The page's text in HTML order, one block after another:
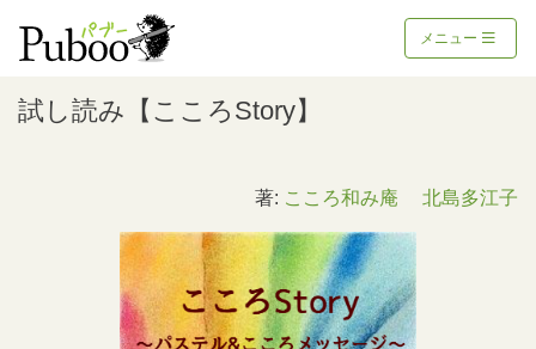
メニュー
試し読み【こころStory】
著: こころ和み庵 北島多江子